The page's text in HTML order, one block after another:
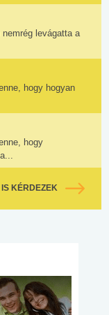
levágatta a
hogy hogyan
hogy
IS KÉRDEZEK